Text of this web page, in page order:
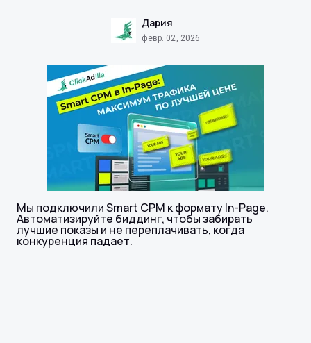
Дария
февр. 02, 2026
Мы подключили Smart CPM к формату In-Page.
Автоматизируйте биддинг, чтобы забирать
лучшие показы и не переплачивать, когда
конкуренция падает.